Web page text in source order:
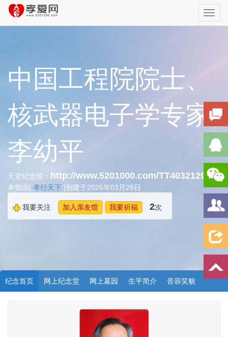
中国工程院院士、
核武器电子学专家
李幼平
天堂纪念馆： http://www.5201000.com/TT403212948
本馆由[ 孝行天下 ]创建于2026年03月26日
我要关注 加入亲友馆 我要祈福 2次
纪念首页 网上纪念堂 网上墓园 生平简介 音容笑貌